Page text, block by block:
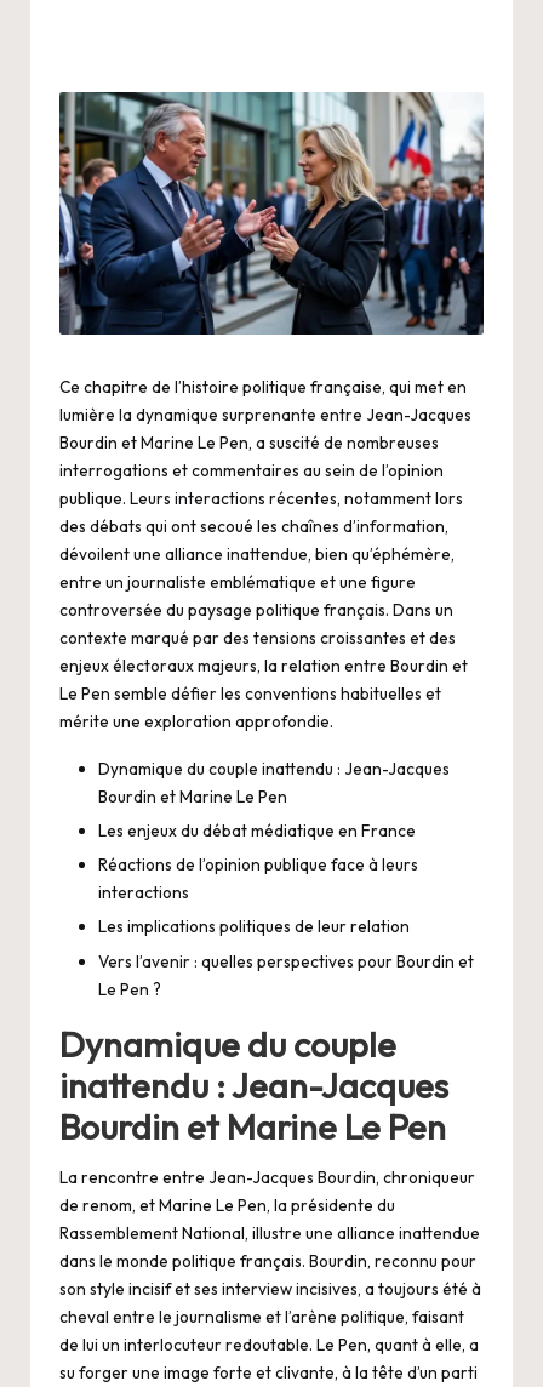
Ce chapitre de l’histoire politique française, qui met en
lumière la dynamique surprenante entre Jean-Jacques
Bourdin et Marine Le Pen, a suscité de nombreuses
interrogations et commentaires au sein de l’opinion
publique. Leurs interactions récentes, notamment lors
des débats qui ont secoué les chaînes d’information,
dévoilent une alliance inattendue, bien qu’éphémère,
entre un journaliste emblématique et une figure
controversée du paysage politique français. Dans un
contexte marqué par des tensions croissantes et des
enjeux électoraux majeurs, la relation entre Bourdin et
Le Pen semble défier les conventions habituelles et
mérite une exploration approfondie.
Dynamique du couple inattendu : Jean-Jacques
Bourdin et Marine Le Pen
Les enjeux du débat médiatique en France
Réactions de l’opinion publique face à leurs
interactions
Les implications politiques de leur relation
Vers l’avenir : quelles perspectives pour Bourdin et
Le Pen ?
Dynamique du couple
inattendu : Jean-Jacques
Bourdin et Marine Le Pen
La rencontre entre Jean-Jacques Bourdin, chroniqueur
de renom, et Marine Le Pen, la présidente du
Rassemblement National, illustre une alliance inattendue
dans le monde politique français. Bourdin, reconnu pour
son style incisif et ses interview incisives, a toujours été à
cheval entre le journalisme et l’arène politique, faisant
de lui un interlocuteur redoutable. Le Pen, quant à elle, a
su forger une image forte et clivante, à la tête d’un parti